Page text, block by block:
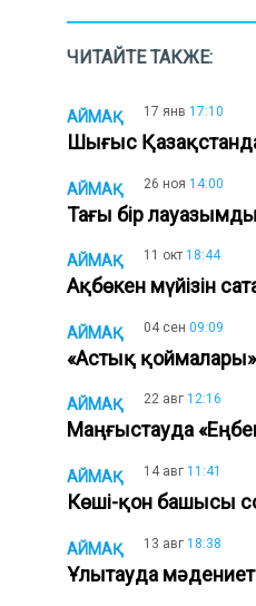
ЧИТАЙТЕ ТАКЖЕ:
АЙМАҚ 17 янв 17:10
Шығыс
АЙМАҚ 26 ноя 14:00
Тағы бір
АЙМАҚ 11 окт 18:44
Ақбөкен мүйізін
АЙМАҚ 04 сен 09:09
«Астық қоймалары»
АЙМАҚ 22 авг 12:16
Маңғыстауда
АЙМАҚ 14 авг 11:41
Көші-қон башысы
АЙМАҚ 13 авг 18:38
Ұлытауда